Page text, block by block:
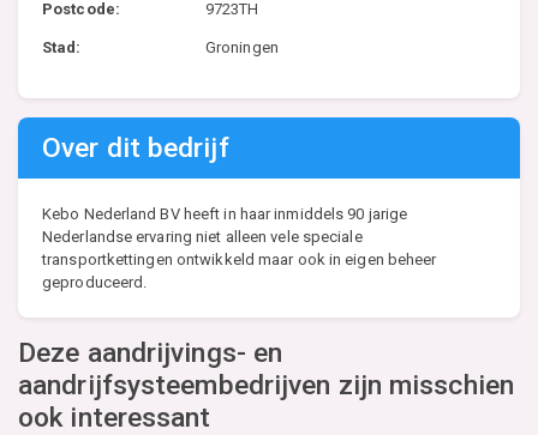
Postcode: 9723TH
Stad: Groningen
Over dit bedrijf
Kebo Nederland BV heeft in haar inmiddels 90 jarige
Nederlandse ervaring niet alleen vele speciale
transportkettingen ontwikkeld maar ook in eigen beheer
geproduceerd.
Deze aandrijvings- en
aandrijfsysteembedrijven zijn misschien
ook interessant